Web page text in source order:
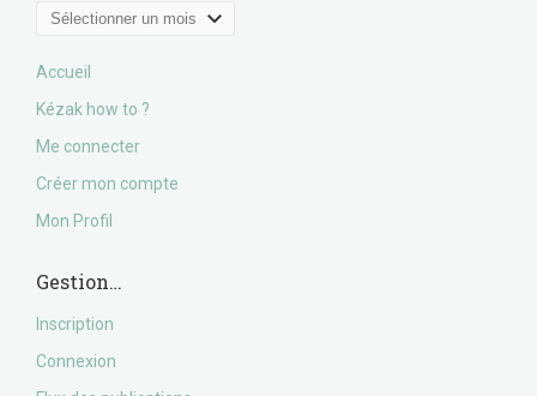
Archives
Accueil
Kézak how to ?
Me connecter
Créer mon compte
Mon Profil
Gestion…
Inscription
Connexion